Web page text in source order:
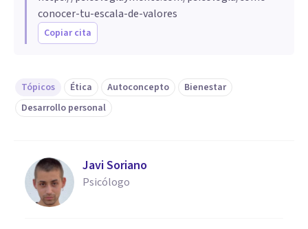
conocer-tu-escala-de-valores
Copiar cita
Tópicos Ética Autoconcepto
Bienestar
Desarrollo personal
Javi Soriano
Psicólogo